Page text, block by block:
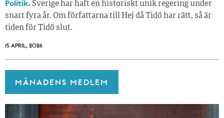
Politik.Sverige har haft en historiskt unik regering under
snart fyra år. Om författarna till Hej då Tidö har rätt, så är
tiden för Tidö slut.
15 APRIL, 2026
MÅNADENS MEDLEM